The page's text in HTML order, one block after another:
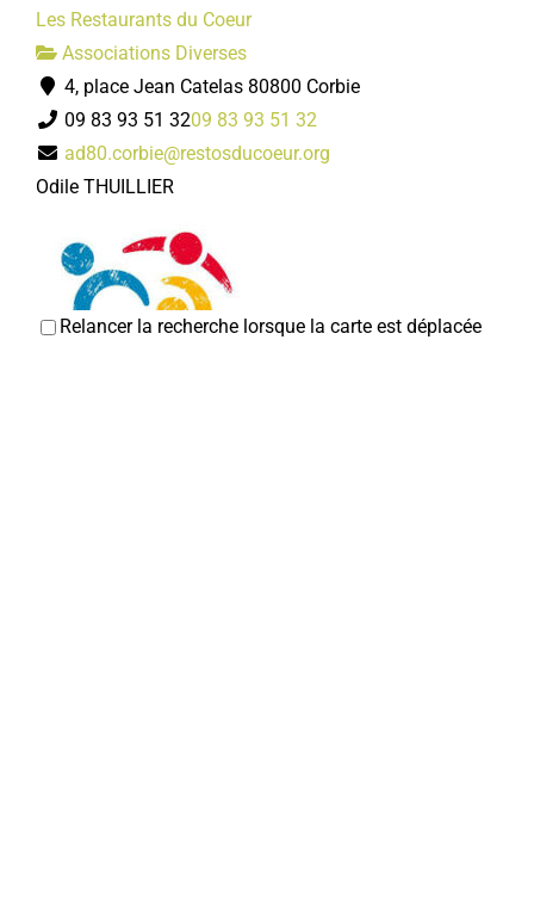
Les Restaurants du Coeur
Associations Diverses
4, place Jean Catelas 80800 Corbie
09 83 93 51 3209 83 93 51 32
ad80.corbie@restosducoeur.org
Odile THUILLIER
Relancer la recherche lorsque la carte est déplacée